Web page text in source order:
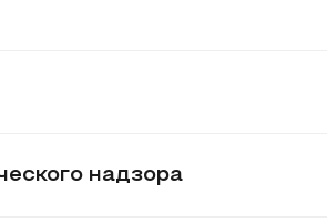
надзора